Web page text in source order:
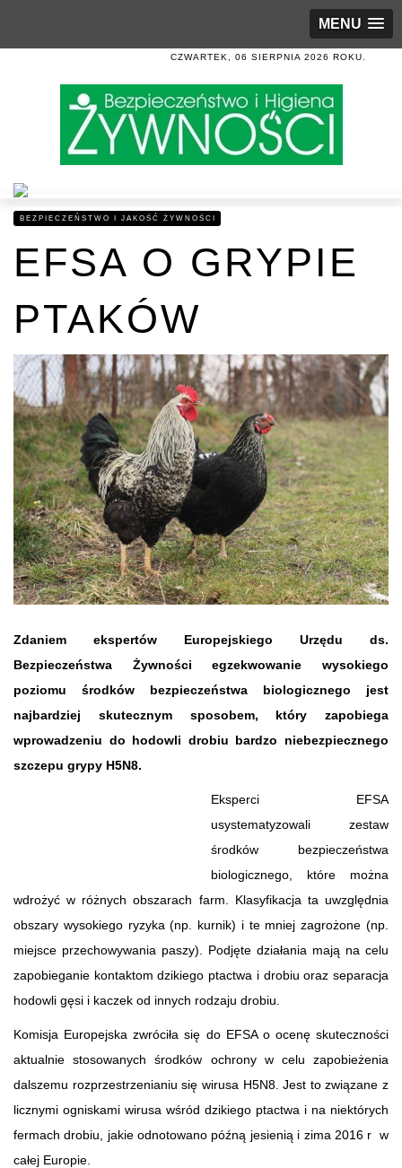
MENU
CZWARTEK, 06 SIERPNIA 2026 ROKU.
BEZPIECZEŃSTWO I JAKOŚĆ ŻYWNOŚCI
EFSA O GRYPIE
PTAKÓW
Zdaniem ekspertów Europejskiego Urzędu ds.
Bezpieczeństwa Żywności egzekwowanie wysokiego
poziomu środków bezpieczeństwa biologicznego jest
najbardziej skutecznym sposobem, który zapobiega
wprowadzeniu do hodowli drobiu bardzo niebezpiecznego
szczepu grypy H5N8.
Eksperci EFSA
usystematyzowali zestaw
środków bezpieczeństwa
biologicznego, które można
wdrożyć w różnych obszarach farm. Klasyfikacja ta uwzględnia
obszary wysokiego ryzyka (np. kurnik) i te mniej zagrożone (np.
miejsce przechowywania paszy). Podjęte działania mają na celu
zapobieganie kontaktom dzikiego ptactwa i drobiu oraz separacja
hodowli gęsi i kaczek od innych rodzaju drobiu.
Komisja Europejska zwróciła się do EFSA o ocenę skuteczności
aktualnie stosowanych środków ochrony w celu zapobieżenia
dalszemu rozprzestrzenianiu się wirusa H5N8. Jest to związane z
licznymi ogniskami wirusa wśród dzikiego ptactwa i na niektórych
fermach drobiu, jakie odnotowano późną jesienią i zima 2016 r w
całej Europie.